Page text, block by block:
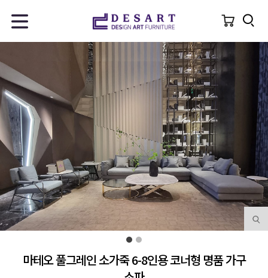
마테오 풀그레인 소가죽 6-8인용 코너형 명품 가구